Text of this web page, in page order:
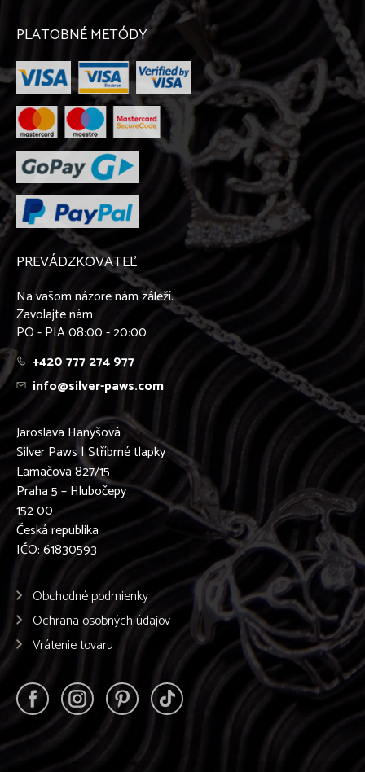
PLATOBNÉ METÓDY
PREVÁDZKOVATEĽ
Na vašom názore nám záleží.
Zavolajte nám
PO - PIA 08:00 - 20:00
+420 777 274 977
info@silver-paws.com
Jaroslava Hanyšová
Silver Paws | Stříbrné tlapky
Lamačova 827/15
Praha 5 – Hlubočepy
152 00
Česká republika
IČO: 61830593
Obchodné podmienky
Ochrana osobných údajov
Vrátenie tovaru